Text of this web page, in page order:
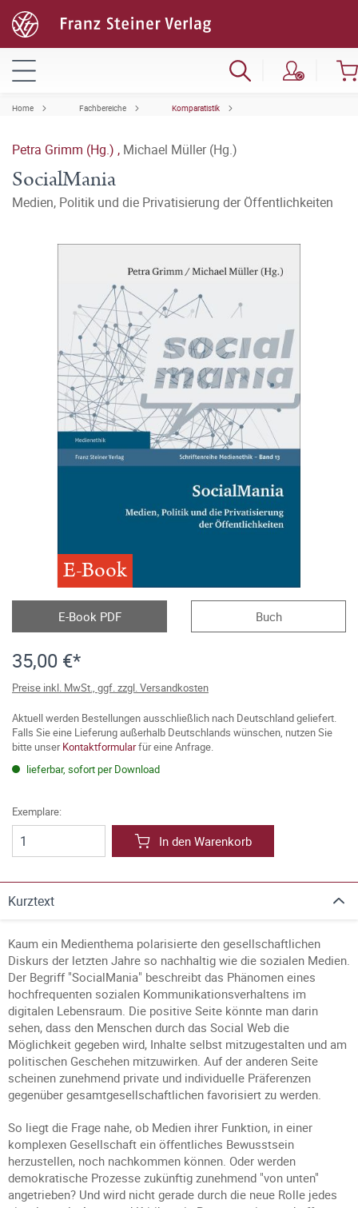
Home Fachbereiche Komparatistik
Petra Grimm (Hg.) , Michael Müller (Hg.)
SocialMania
Medien, Politik und die Privatisierung der Öffentlichkeiten
E-Book
E-Book PDF Buch
35,00 €*
Preise inkl. MwSt., ggf. zzgl. Versandkosten
Aktuell werden Bestellungen ausschließlich nach Deutschland geliefert.
Falls Sie eine Lieferung außerhalb Deutschlands wünschen, nutzen Sie
bitte unserKontaktformularfür eine Anfrage.
lieferbar, sofort per Download
Exemplare:
In den Warenkorb
Kurztext
Kaum ein Medienthema polarisierte den gesellschaftlichen
Diskurs der letzten Jahre so nachhaltig wie die sozialen Medien.
Der Begriff "SocialMania" beschreibt das Phänomen eines
hochfrequenten sozialen Kommunikationsverhaltens im
digitalen Lebensraum. Die positive Seite könnte man darin
sehen, dass den Menschen durch das Social Web die
Möglichkeit gegeben wird, Inhalte selbst mitzugestalten und am
politischen Geschehen mitzuwirken. Auf der anderen Seite
scheinen zunehmend private und individuelle Präferenzen
gegenüber gesamtgesellschaftlichen favorisiert zu werden.
So liegt die Frage nahe, ob Medien ihrer Funktion, in einer
komplexen Gesellschaft ein öffentliches Bewusstsein
herzustellen, noch nachkommen können. Oder werden
demokratische Prozesse zukünftig zunehmend "von unten"
angetrieben? Und wird nicht gerade durch die neue Rolle jedes